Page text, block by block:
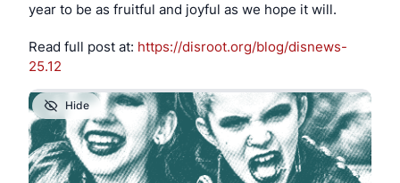
year to be as fruitful and joyful as we hope it will.
Read full post at: https://disroot.org/blog/disnews-
25.12
Hide